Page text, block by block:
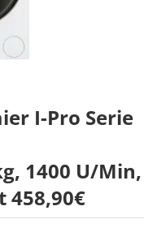
I-Pro Serie
1400 U/Min,
458,90€